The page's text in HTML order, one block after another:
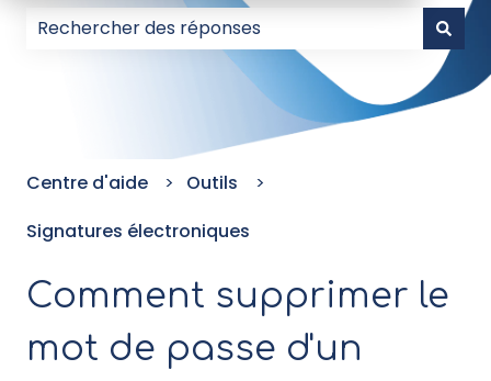
Il n'y a aucune suggestion car le champ de
Centre d'aide
Outils
Signatures électroniques
Comment supprimer le
mot de passe d'un